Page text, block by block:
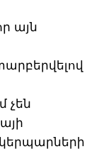
այն
չեն